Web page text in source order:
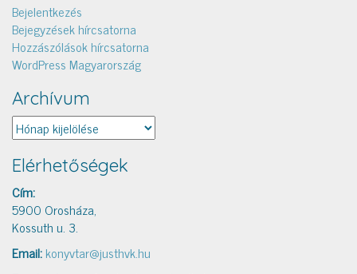
Bejelentkezés
Bejegyzések hírcsatorna
Hozzászólások hírcsatorna
WordPress Magyarország
Archívum
Archívum
Elérhetőségek
Cím:
5900 Orosháza,
Kossuth u. 3.
Email:konyvtar@justhvk.hu